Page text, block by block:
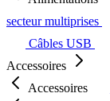
secteur multiprises
Câbles USB
Accessoires
Accessoires